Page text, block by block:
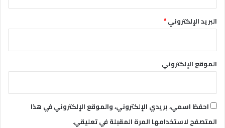
البريد الإلكتروني*
الموقع الإلكتروني
احفظ اسمي، بريدي الإلكتروني، والموقع الإلكتروني في هذا
المتصفح لاستخدامها المرة المقبلة في تعليقي.